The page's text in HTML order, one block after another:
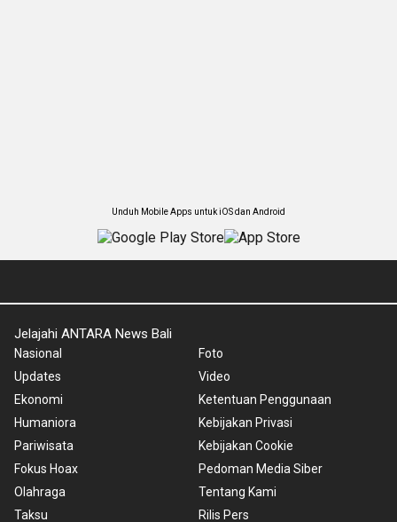
Unduh Mobile Apps untuk iOS dan Android
Jelajahi ANTARA News Bali
Nasional
Updates
Ekonomi
Humaniora
Pariwisata
Fokus Hoax
Olahraga
Taksu
Foto
Video
Ketentuan Penggunaan
Kebijakan Privasi
Kebijakan Cookie
Pedoman Media Siber
Tentang Kami
Rilis Pers